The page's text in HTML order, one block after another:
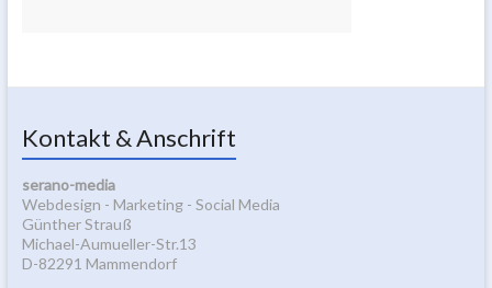
Kontakt & Anschrift
serano-media
Webdesign - Marketing - Social Media
Günther Strauß
Michael-Aumueller-Str.13
D-82291 Mammendorf